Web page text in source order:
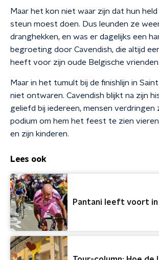
Maar het kon niet waar zijn dat hun
steun moest doen. Dus leunden ze
dranghekken, en was er dagelijks een
begroeting door Cavendish, die altijd
heeft voor zijn oude Belgische vrienden.
Maar in het tumult bij de finishlijn in
niet ontwaren. Cavendish blijkt na zijn
geliefd bij iedereen, mensen verdringen
podium om hem het feest te zien
en zijn kinderen.
Lees ook
Pantani leeft voort